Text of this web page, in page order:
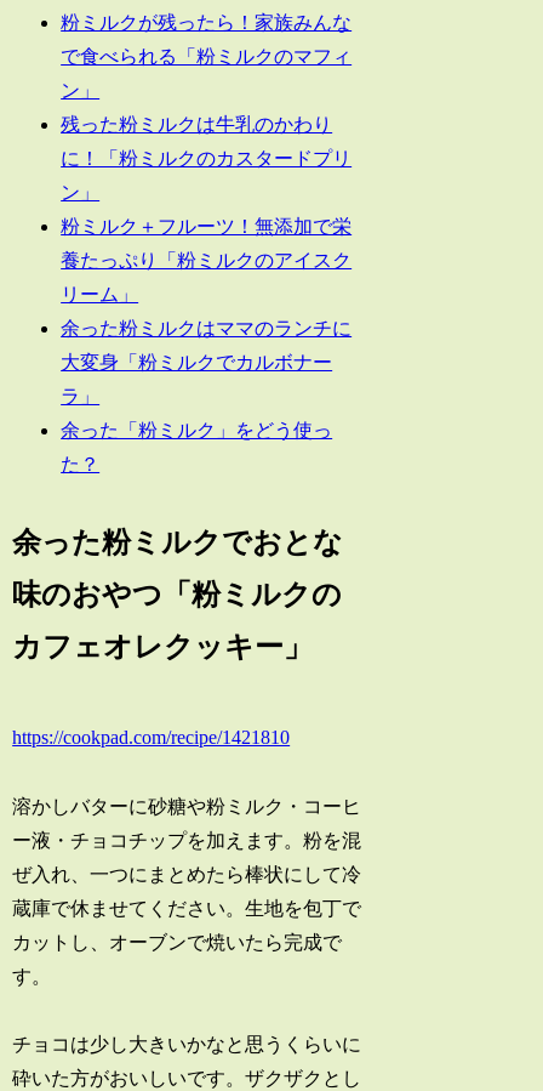
粉ミルクが残ったら！家族みんな
で食べられる「粉ミルクのマフィ
ン」
残った粉ミルクは牛乳のかわり
に！「粉ミルクのカスタードプリ
ン」
粉ミルク＋フルーツ！無添加で栄
養たっぷり「粉ミルクのアイスク
リーム」
余った粉ミルクはママのランチに
大変身「粉ミルクでカルボナー
ラ」
余った「粉ミルク」をどう使っ
た？
余った粉ミルクでおとな
味のおやつ「粉ミルクの
カフェオレクッキー」
https://cookpad.com/recipe/1421810
溶かしバターに砂糖や粉ミルク・コーヒ
ー液・チョコチップを加えます。粉を混
ぜ入れ、一つにまとめたら棒状にして冷
蔵庫で休ませてください。生地を包丁で
カットし、オーブンで焼いたら完成で
す。
チョコは少し大きいかなと思うくらいに
砕いた方がおいしいです。ザクザクとし